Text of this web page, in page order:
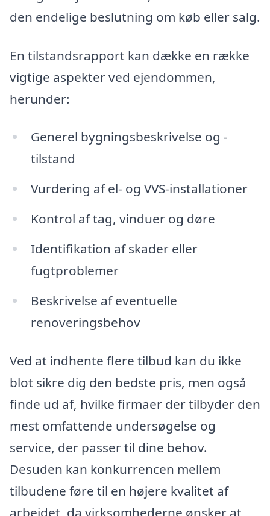
den endelige beslutning om køb eller salg.
En tilstandsrapport kan dække en række
vigtige aspekter ved ejendommen,
herunder:
Generel bygningsbeskrivelse og -
tilstand
Vurdering af el- og VVS-installationer
Kontrol af tag, vinduer og døre
Identifikation af skader eller
fugtproblemer
Beskrivelse af eventuelle
renoveringsbehov
Ved at indhente flere tilbud kan du ikke
blot sikre dig den bedste pris, men også
finde ud af, hvilke firmaer der tilbyder den
mest omfattende undersøgelse og
service, der passer til dine behov.
Desuden kan konkurrencen mellem
tilbudene føre til en højere kvalitet af
arbejdet, da virksomhederne ønsker at